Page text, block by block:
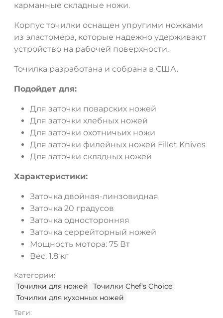
карманные складные ножи.
Корпус точилки оснащен упругими ножками
из эластомера, которые надежно удерживают
устройство на рабочей поверхности.
Точилка разработана и собрана в США.
Подойдет для:
Для заточки поварских ножей
Для заточки хлебных ножей
Для заточки охотничьих ножи
Для заточки филейных ножей Fillet Knives
Для заточки складных ножей
Характеристики:
Заточка двойная-линзовидная
Заточка 20 градусов
Заточка односторонняя
Заточка серрейторный ножей
Мощность мотора: 75 Вт
Вес: 1.8 кг
Категории:
Точилки для ножей
Точилки Chef's Choice
Точилки для кухонных ножей
Теги: